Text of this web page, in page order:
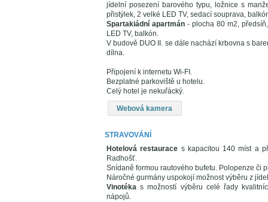
jídelní posezení barového typu, ložnice s
přistýlek, 2 velké LED TV, sedací souprava,
Spartakiádní apartmán- plocha 80 m2,
LED TV, balkón.
V budově DUO II. se dále nachází krbovna s
dílna.
Připojení k internetu Wi-FI.
Bezplatné parkoviště u hotelu.
Celý hotel je nekuřácký.
Webová kamera
STRAVOVÁNÍ
Hotelová restaurace s kapacitou 140 míst a
Radhošť.
Snídaně formou rautového bufetu. Polopenze či
Náročné gurmány uspokojí možnost výběru z
Vinotéka s možností výběru celé řady
nápojů.